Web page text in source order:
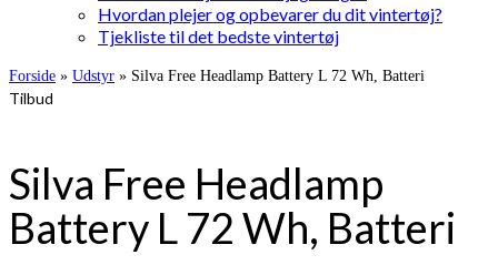
Hvordan plejer og opbevarer du dit vintertøj?
Tjekliste til det bedste vintertøj
Forside » Udstyr » Silva Free Headlamp Battery L 72 Wh, Batteri
Tilbud
Silva Free Headlamp
Battery L 72 Wh, Batteri